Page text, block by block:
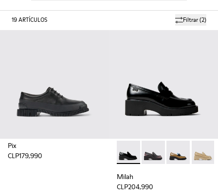
Filtrar(2)
19ARTÍCULOS
Pix
CLP179,990
Milah - K201425-002 -
Milah - K201425-033
Milah - Milah -
Milah
CLP204,990